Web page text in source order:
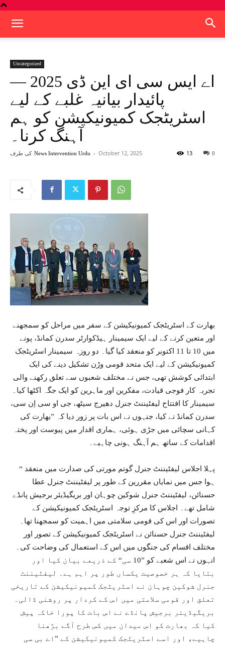
Uncategorized
اے ایس سی ای این ڈی 2025 —
پائیدار بیانیہ غلبے کے لیے
اسٹریٹجک کمیونیکیشن کو ہم
آہنگ کرنا۔
کی طرف News Intervention Urdu - October 12, 2025 0
13
بھارت کے اسٹریٹجک کمیونیکیشن کے سفر میں مراحل کو سمجھنے
اور متعین کرنے کے لیے ایک سیمینار ہیڈکوارٹر سدرن کمانڈ، پونے
میں 10 تا 11 اکتوبر کو منعقد کیا گیا۔ دو روزہ سیمینار اسٹریٹجک
کمیونیکیشن کے لیے ایک متحد قومی وڑن تشکیل دینے کی ایک
ابتدائی کوشش تھی، جس نے مختلف شعبوں سے تعلق رکھنے والی
تجربہ کار فوجی قیادت، مفکرین اور ماہرین کو ایک جگہ اکٹھا کیا۔
سیمینار کا افتتاح لیفٹیننٹ جنرل دھیرج سیٹھ، جی او سی اِن سی،
سدرن کمانڈ نے کیا، جنہوں نے اس بات پر زور دیا کہ ”بھارت کی
کہانی سچائی میں جڑی ہوئی، ہماری اقدار میں پیوست اور پختہ
اقدامات کے ساتھ ہم آہنگ ہونی چاہیے۔
“ پہلا اجلاس لیفٹیننٹ جنرل گوتم مورتی کی صدارت میں منعقد
ہوا جس میں نمایاں مقررین کے طور پر لیفٹیننٹ جنرل عطا
حسنائن، لیفٹیننٹ جنرل شوکین چوہان اور بریگیڈیئر برجیش پانڈے
شامل تھے۔ اجلاس کا مرکزِ توجہ اسٹریٹجک کمیونیکیشن کے
تصورات اور اس کی قومی سلامتی میں اہمیت کو سمجھنا تھا۔
لیفٹیننٹ جنرل حسنائن نے اسٹریٹجک کمیونیکیشن کے تصور اور
مختلف اقسام کی جنگوں میں اس کے استعمال کی وضاحت کی۔
انہوں نے اس شعبے کو ”10 سی“ کے ذریعے بیان کیا اور
بتایا کہ ہر خصوصیت یکساں طور پر اہم ہے۔ لیفٹیننٹ
جنرل شوکین چوہان نے اسٹریٹجک کمیونیکیشن کے تاریخی
تعلق اور قومی سلامتی میں اس کے کردار پر روشنی ڈالی۔
بریگیڈیئر برجیش پانڈے نے اس بات کا پورا خاکہ پیش
کیا کہ بھارت کو اس میدان میں کس طرح آگے بڑھنا
چاہیے، اور اسے اسٹریٹجک کمیونیکیشن کے ”اے بی سی